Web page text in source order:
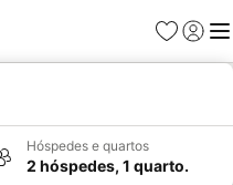
Favoritos
Iniciar
Hóspedes e quartos
2 hóspedes, 1 quarto.